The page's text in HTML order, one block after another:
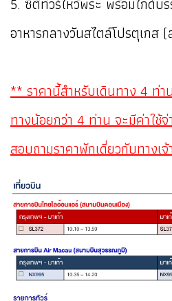
อาหารกลางวันสไตล์โปรตุเกส
** ราคานี้สำหรับเดินทาง 4 ท่า
ทางน้อยกว่า 4 ท่าน จะมีค่าใช้จ่
สอบถามราคาพักเดี่ยวกับทางเ